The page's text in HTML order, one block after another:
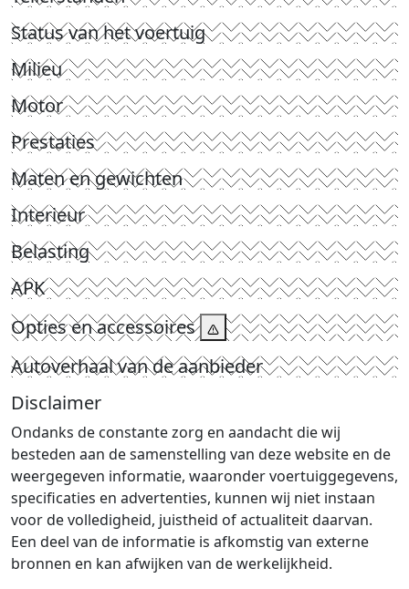
Status van het voertuig
Milieu
Motor
Prestaties
Maten en gewichten
Interieur
Belasting
APK
Opties en accessoires
Autoverhaal van de aanbieder
Disclaimer
Ondanks de constante zorg en aandacht die wij
besteden aan de samenstelling van deze website en de
weergegeven informatie, waaronder voertuiggegevens,
specificaties en advertenties, kunnen wij niet instaan
voor de volledigheid, juistheid of actualiteit daarvan.
Een deel van de informatie is afkomstig van externe
bronnen en kan afwijken van de werkelijkheid.